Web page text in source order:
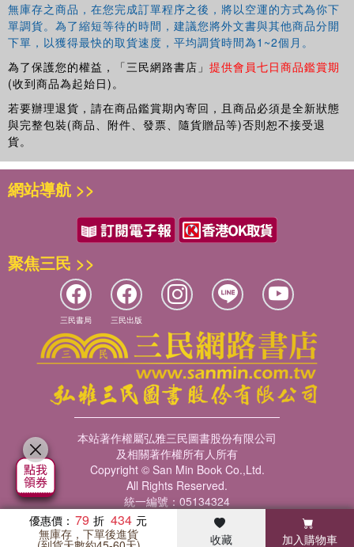
無庫存之商品，在您完成訂單程序之後，將以空運的方式為你下
單調貨。為了縮短等待的時間，建議您將外文書與其他商品分開
下單，以獲得最快的取貨速度，平均調貨時間為1~2個月。
為了保護您的權益，「三民網路書店」 提供會員七日商品鑑賞期
(收到商品為起始日)。
若要辦理退貨，請在商品鑑賞期內寄回，且商品必須是全新狀態
與完整包裝(商品、附件、發票、隨貨贈品等)否則恕不接受退
貨。
優惠價： 79 434
無庫存，下單後進貨 收藏 加入購物車
暢銷榜 客服中心 瀏覽紀錄 會員專區
網站導航 >>
聚焦三民 >>
三民書局 三民出版
本站著作權屬弘雅三民圖書股份有限公司
及相關著作權所有人所有
Copyright © San Min Book Co.,Ltd.
All Rights Reserved.
統一編號：05134324